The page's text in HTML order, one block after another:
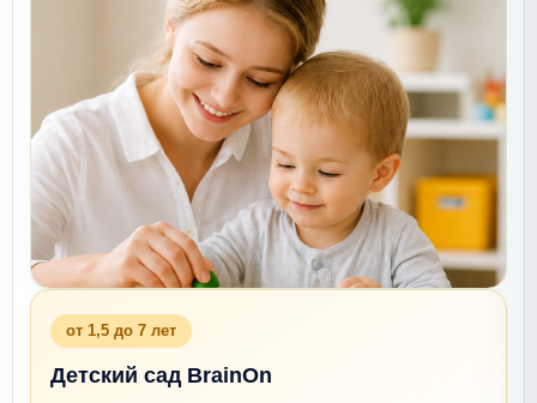
от 1,5 до 7 лет
Детский сад BrainOn